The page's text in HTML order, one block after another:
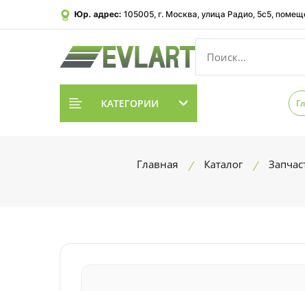
Юр. адрес: 105005, г. Москва, улица Радио, 5с5,
КАТЕГОРИИ
Главная Каталог